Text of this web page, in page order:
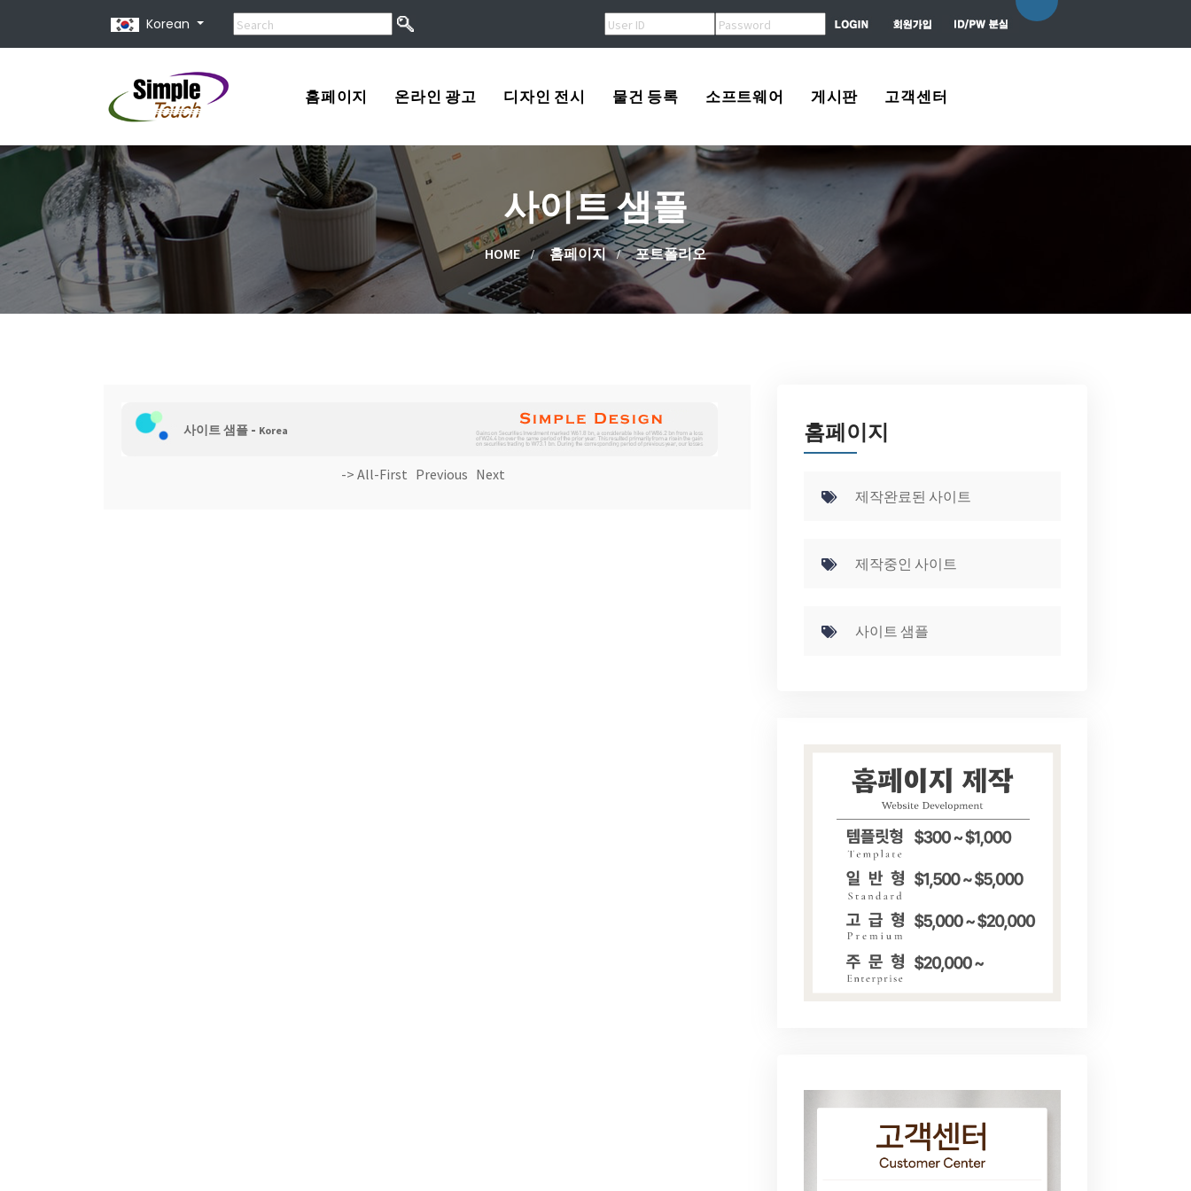
Korean
홈페이지
포트폴리오
견적서
홈페이지 제작
홈페이지 종류
온라인 광고
오버추어광고
키워드광고
검색엔진등록
배너광고
디자인 전시
프린트
광고
동영상
물건 등록
USA
Korea
China
Other
소프트웨어 게시판
자유게시판
질문 / 대답
News Center
고객센터
About Us
사이트 샘플
HOME 홈페이지 포트폴리오
사이트 샘플 - Korea
-> All-First Previous Next
홈페이지
제작완료된 사이트
제작중인 사이트
사이트 샘플